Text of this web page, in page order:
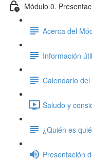
Módulo 0.
Acerca del
Información útil
Calendario del
Saludo y
¿Quién es
Presentación